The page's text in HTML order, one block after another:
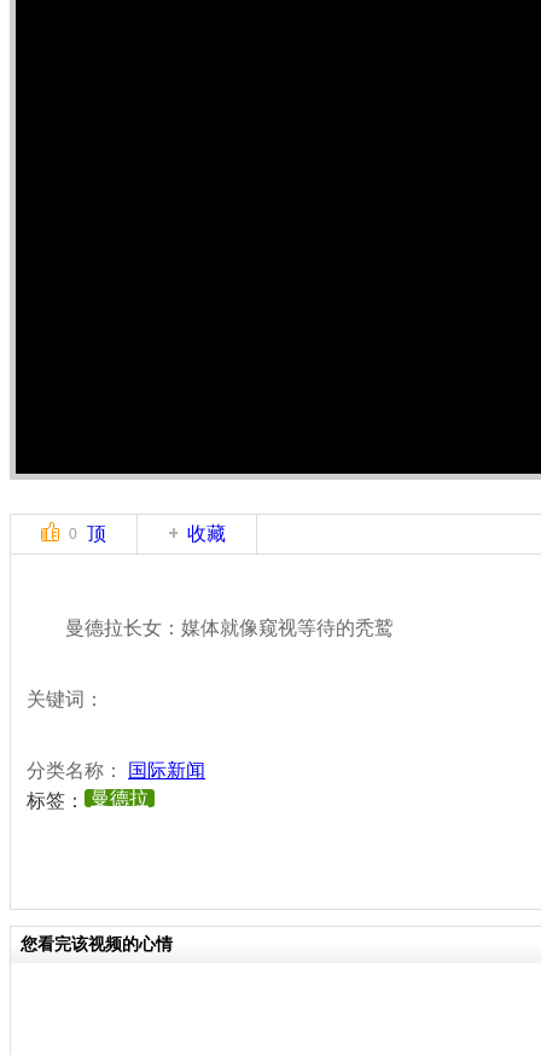
0 顶 收藏
曼德拉长女：媒体就像窥视等待的秃鹫
关键词：
分类名称：
国际新闻
标签：
曼德拉
您看完该视频的心情